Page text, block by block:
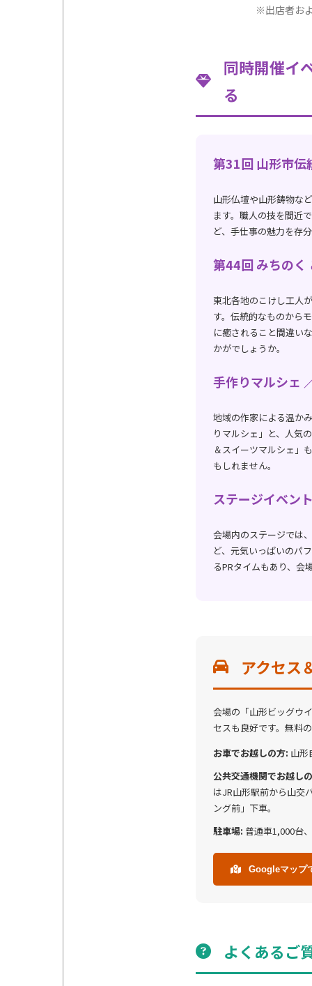
※出店者お
同時開催イ
る
第31回 山形市伝
山形仏壇や山形鋳物な
ます。職人の技を間近
ど、手仕事の魅力を存
第44回 みちのく
東北各地のこけし工人
す。伝統的なものから
に癒されること間違い
かがでしょうか。
手作りマルシェ
地域の作家による温か
りマルシェ」と、人気
＆スイーツマルシェ」
もしれません。
ステージイベン
会場内のステージでは
ど、元気いっぱいのパ
るPRタイムもあり、会
アクセス
会場の「山形ビッグウ
セスも良好です。無料
お車でお越しの方: 山形
公共交通機関でお越し
はJR山形駅前から山交
ング前」下車。
駐車場: 普通車1,000台
Googleマップ
よくあるご